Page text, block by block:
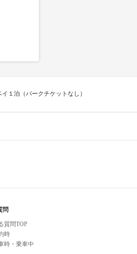
１泊（パークチケットなし）
問
質問TOP
時
時・乗車中